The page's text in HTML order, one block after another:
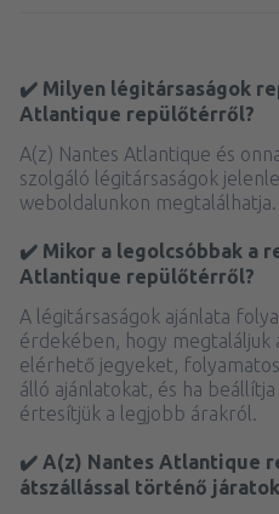
✔️ Milyen légitársaságok
Atlantique repülőtérről?
A(z) Nantes Atlantique és
szolgáló légitársaságok
weboldalunkon megtalálhatja.
✔️ Mikor a legolcsóbbak a
Atlantique repülőtérről?
A légitársaságok ajánlata
érdekében, hogy megtaláljuk
elérhető jegyeket,
álló ajánlatokat, és ha
értesítjük a legjobb árakról.
✔️ A(z) Nantes Atlantique
átszállással történő